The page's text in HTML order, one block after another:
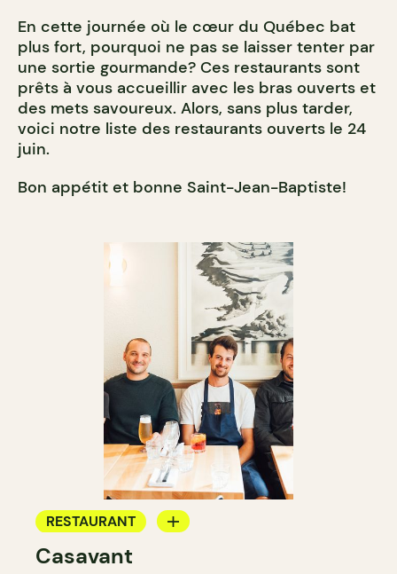
En cette journée où le cœur du Québec bat
plus fort, pourquoi ne pas se laisser tenter par
une sortie gourmande? Ces restaurants sont
prêts à vous accueillir avec les bras ouverts et
des mets savoureux. Alors, sans plus tarder,
voici notre liste des restaurants ouverts le 24
juin.
Bon appétit et bonne Saint-Jean-Baptiste!
RESTAURANT
BAR À VIN
Casavant